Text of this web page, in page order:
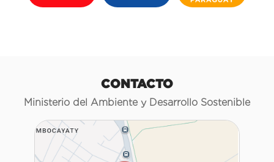
CONTACTO
Ministerio del Ambiente y Desarrollo Sostenible